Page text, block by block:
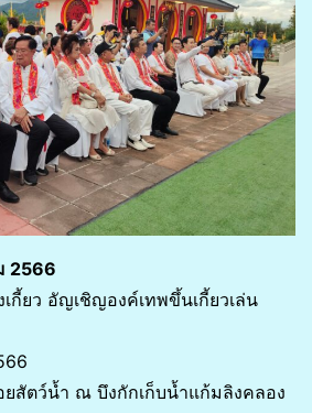
2566
กี้ยว อัญเชิญองค์เทพขึ้นเกี้ยวเล่น
ยสัตว์น้ำ ณ บึงกักเก็บน้ำแก้มลิงคลอง